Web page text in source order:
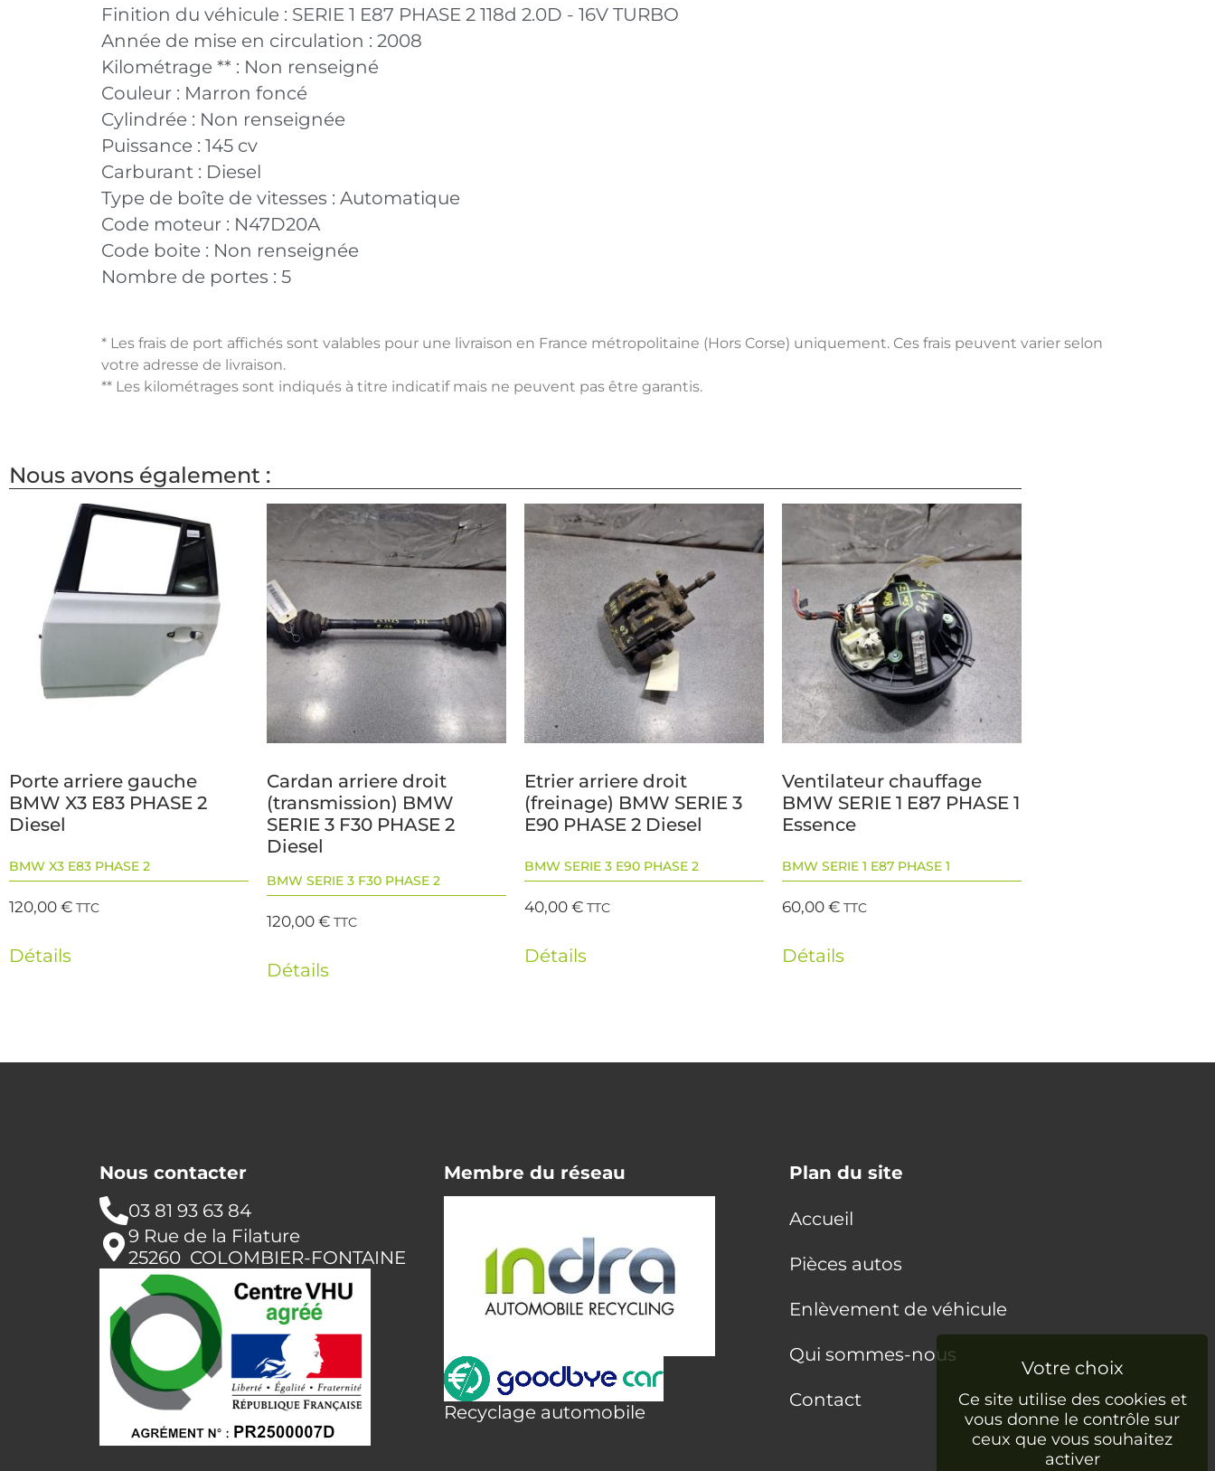
Finition du véhicule : SERIE 1 E87 PHASE 2 118d 2.0D - 16V TURBO
Année de mise en circulation : 2008
Kilométrage ** : Non renseigné
Couleur : Marron foncé
Cylindrée : Non renseignée
Puissance : 145 cv
Carburant : Diesel
Type de boîte de vitesses : Automatique
Code moteur : N47D20A
Code boite : Non renseignée
Nombre de portes : 5
* Les frais de port affichés sont valables pour une livraison en France métropolitaine (Hors Corse) uniquement. Ces frais peuvent varier selon
votre adresse de livraison.
** Les kilométrages sont indiqués à titre indicatif mais ne peuvent pas être garantis.
Nous avons également :
Porte arriere gauche
BMW X3 E83 PHASE 2
Diesel
BMW X3 E83 PHASE 2
120,00€ TTC
Détails
Cardan arriere droit
(transmission) BMW
SERIE 3 F30 PHASE 2
Diesel
BMW SERIE 3 F30 PHASE 2
120,00€ TTC
Détails
Etrier arriere droit
(freinage) BMW SERIE 3
E90 PHASE 2 Diesel
BMW SERIE 3 E90 PHASE 2
40,00€ TTC
Détails
Ventilateur chauffage
BMW SERIE 1 E87 PHASE 1
Essence
BMW SERIE 1 E87 PHASE 1
60,00€ TTC
Détails
Nous contacter
03 81 93 63 84
9 Rue de la Filature
25260 COLOMBIER-FONTAINE
Membre du réseau
Recyclage automobile
Plan du site
Accueil
Pièces autos
Enlèvement de véhicule
Qui sommes-nous
Contact
Ce site utilise des cookies et
vous donne le contrôle sur
ceux que vous souhaitez
activer